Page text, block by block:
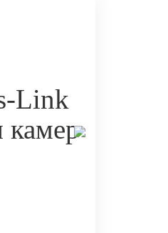
Link
камер